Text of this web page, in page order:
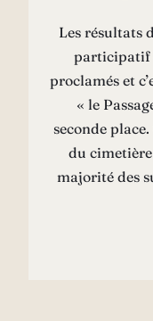
Les résultats
participatif
proclamés et
« le
seconde
du
majorité des